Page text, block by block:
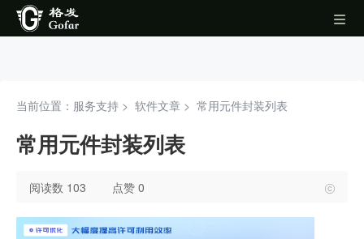
当前位置：服务支持 > 软件文章 > 常用元件封装列表
常用元件封装列表
阅读数 103 点赞 0